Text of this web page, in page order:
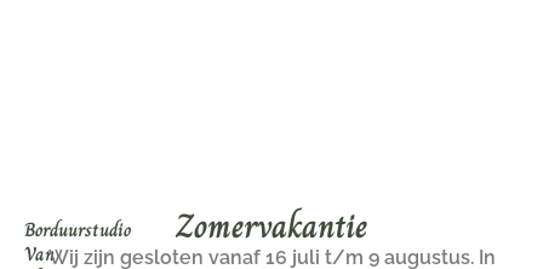
Borduurstudio
Van
Zomervakantie
Wij zijn gesloten vanaf 16 juli t/m 9 augustus. In